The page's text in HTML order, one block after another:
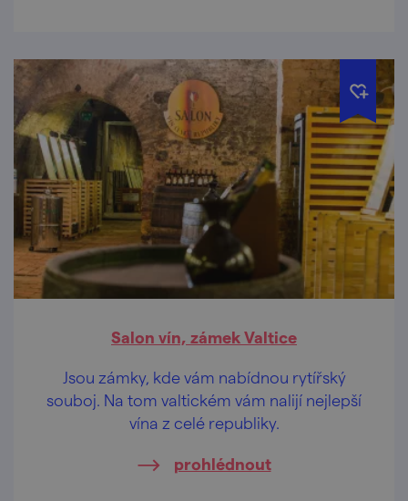
Salon vín, zámek Valtice
Jsou zámky, kde vám nabídnou rytířský
souboj. Na tom valtickém vám nalijí nejlepší
vína z celé republiky.
prohlédnout